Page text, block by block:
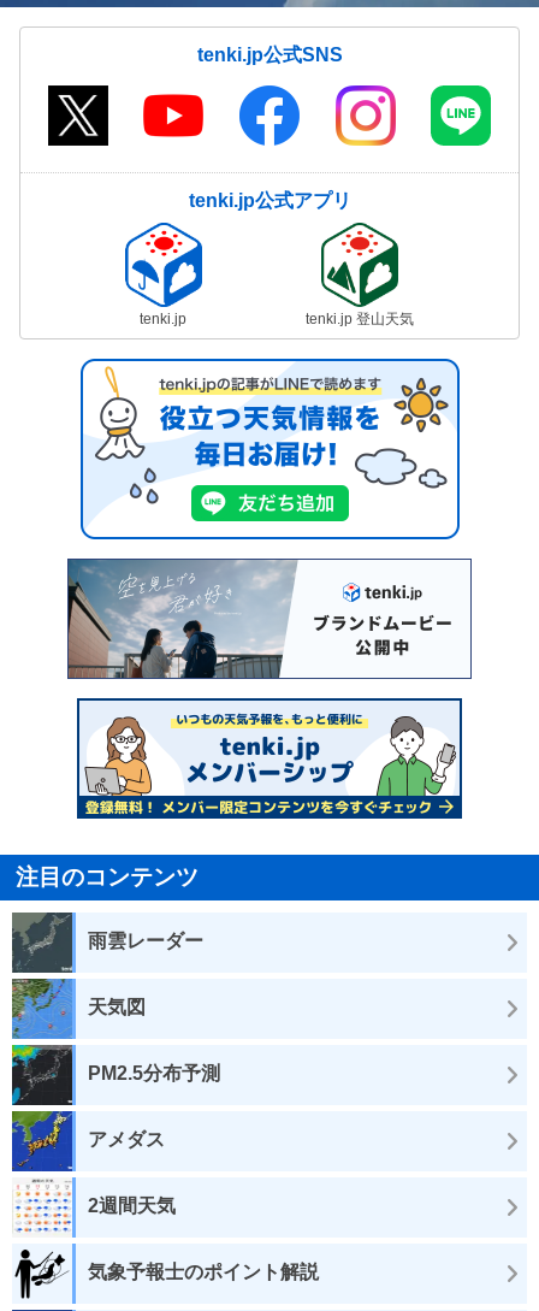
tenki.jp公式SNS
tenki.jp公式アプリ
tenki.jp tenki.jp 登山天気
注目のコンテンツ
雨雲レーダー
天気図
PM2.5分布予測
アメダス
2週間天気
気象予報士のポイント解説